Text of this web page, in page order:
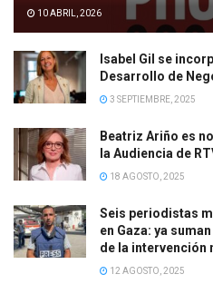
10 ABRIL, 2026
Isabel Gil se
Desarrollo de
3 SEPTIEMBRE, 2025
Beatriz Ariño es
la Audiencia de
18 AGOSTO, 2025
Seis periodistas
en Gaza: ya
de la intervención
12 AGOSTO, 2025